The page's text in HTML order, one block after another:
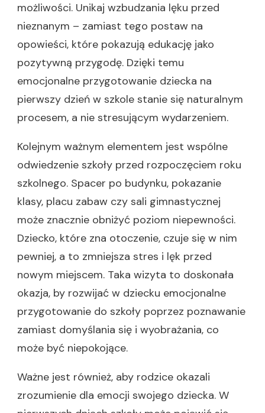
możliwości. Unikaj wzbudzania lęku przed
nieznanym – zamiast tego postaw na
opowieści, które pokazują edukację jako
pozytywną przygodę. Dzięki temu
emocjonalne przygotowanie dziecka na
pierwszy dzień w szkole stanie się naturalnym
procesem, a nie stresującym wydarzeniem.
Kolejnym ważnym elementem jest wspólne
odwiedzenie szkoły przed rozpoczęciem roku
szkolnego. Spacer po budynku, pokazanie
klasy, placu zabaw czy sali gimnastycznej
może znacznie obniżyć poziom niepewności.
Dziecko, które zna otoczenie, czuje się w nim
pewniej, a to zmniejsza stres i lęk przed
nowym miejscem. Taka wizyta to doskonała
okazja, by rozwijać w dziecku emocjonalne
przygotowanie do szkoły poprzez poznawanie
zamiast domyślania się i wyobrażania, co
może być niepokojące.
Ważne jest również, aby rodzice okazali
zrozumienie dla emocji swojego dziecka. W